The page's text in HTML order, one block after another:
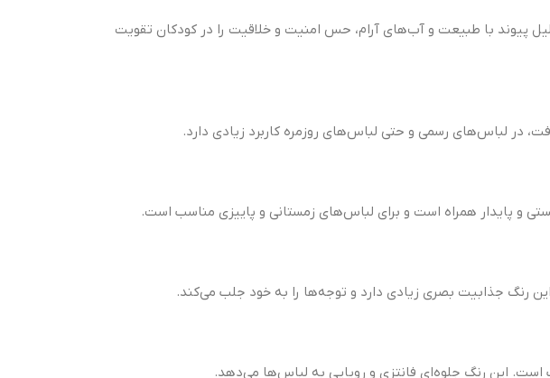
است. این رنگ به‌دلیل پیوند با طبیعت و آب‌های آرام، حس امنیت و خلاقیت را در کودکان تقویت
در لباس‌های رسمی و حتی لباس‌های روزمره کاربرد زیادی دارد.
رنگ جذابیت بصری زیادی دارد و توجه‌ها را به خود جلب می‌کند.
است. این رنگ جلوه‌ای فانتزی و رویایی به لباس‌ها می‌دهد.